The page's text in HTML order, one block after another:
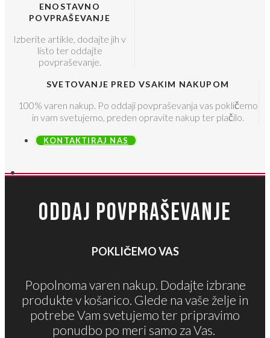
ENOSTAVNO
POVPRAŠEVANJE
Izberite artikle, dodajte jih v
listo ter oddajte
povpraševanje.
SVETOVANJE PRED VSAKIM NAKUPOM
100% varen nakup. Po oddaji povpraševanja vas pokličemo
in vam svetujemo, preden opravite nakup ter plačilo.
KONTAKTIRAJ NAS
ODDAJ POVPRAŠEVANJE
POKLIČEMO VAS
Popolnoma varen nakup. Dodajte izbrane
produkte v košarico. Glede na vaše želje in
potrebe Vam svetujemo ter pripravimo
ponudbo po meri samo za Vas.